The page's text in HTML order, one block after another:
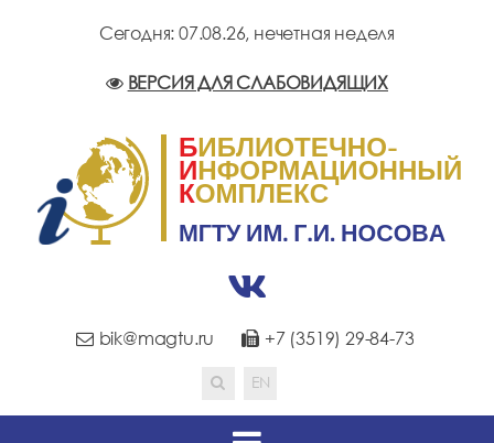
Сегодня: 07.08.26, нечетная неделя
ВЕРСИЯ ДЛЯ СЛАБОВИДЯЩИХ
bik@magtu.ru +7 (3519) 29-84-73